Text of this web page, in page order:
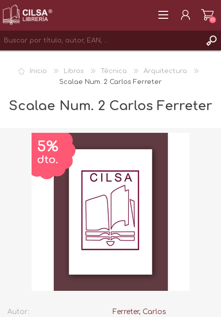
INICIAR SESIÓN
(0)
Inicio Libros Técnica
Arquitectura
Scalae Num. 2 Carlos Ferreter
Scalae Num. 2 Carlos Ferreter
Autor: Ferreter, Carlos